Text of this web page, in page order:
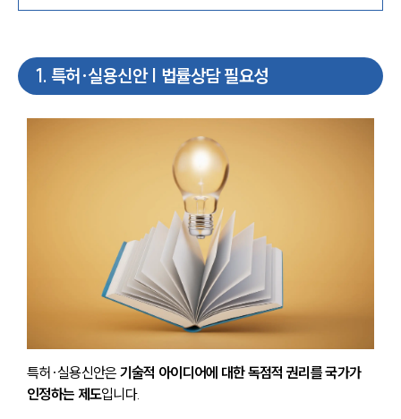
1. 특허·실용신안 | 법률상담 필요성
특허·실용신안은 기술적 아이디어에 대한 독점적 권리를 국가가
인정하는 제도입니다.